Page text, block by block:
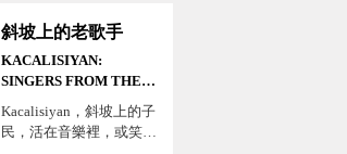
斜坡上的老歌手
KACALISIYAN:
SINGERS FROM THE
MOUNTAINSIDES
Kacalisiyan，斜坡上的子
民，活在音樂裡，或笑或